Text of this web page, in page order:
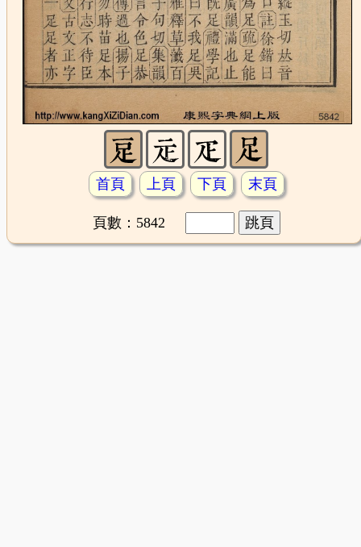
首頁 上頁 下頁 末頁
頁數：5842